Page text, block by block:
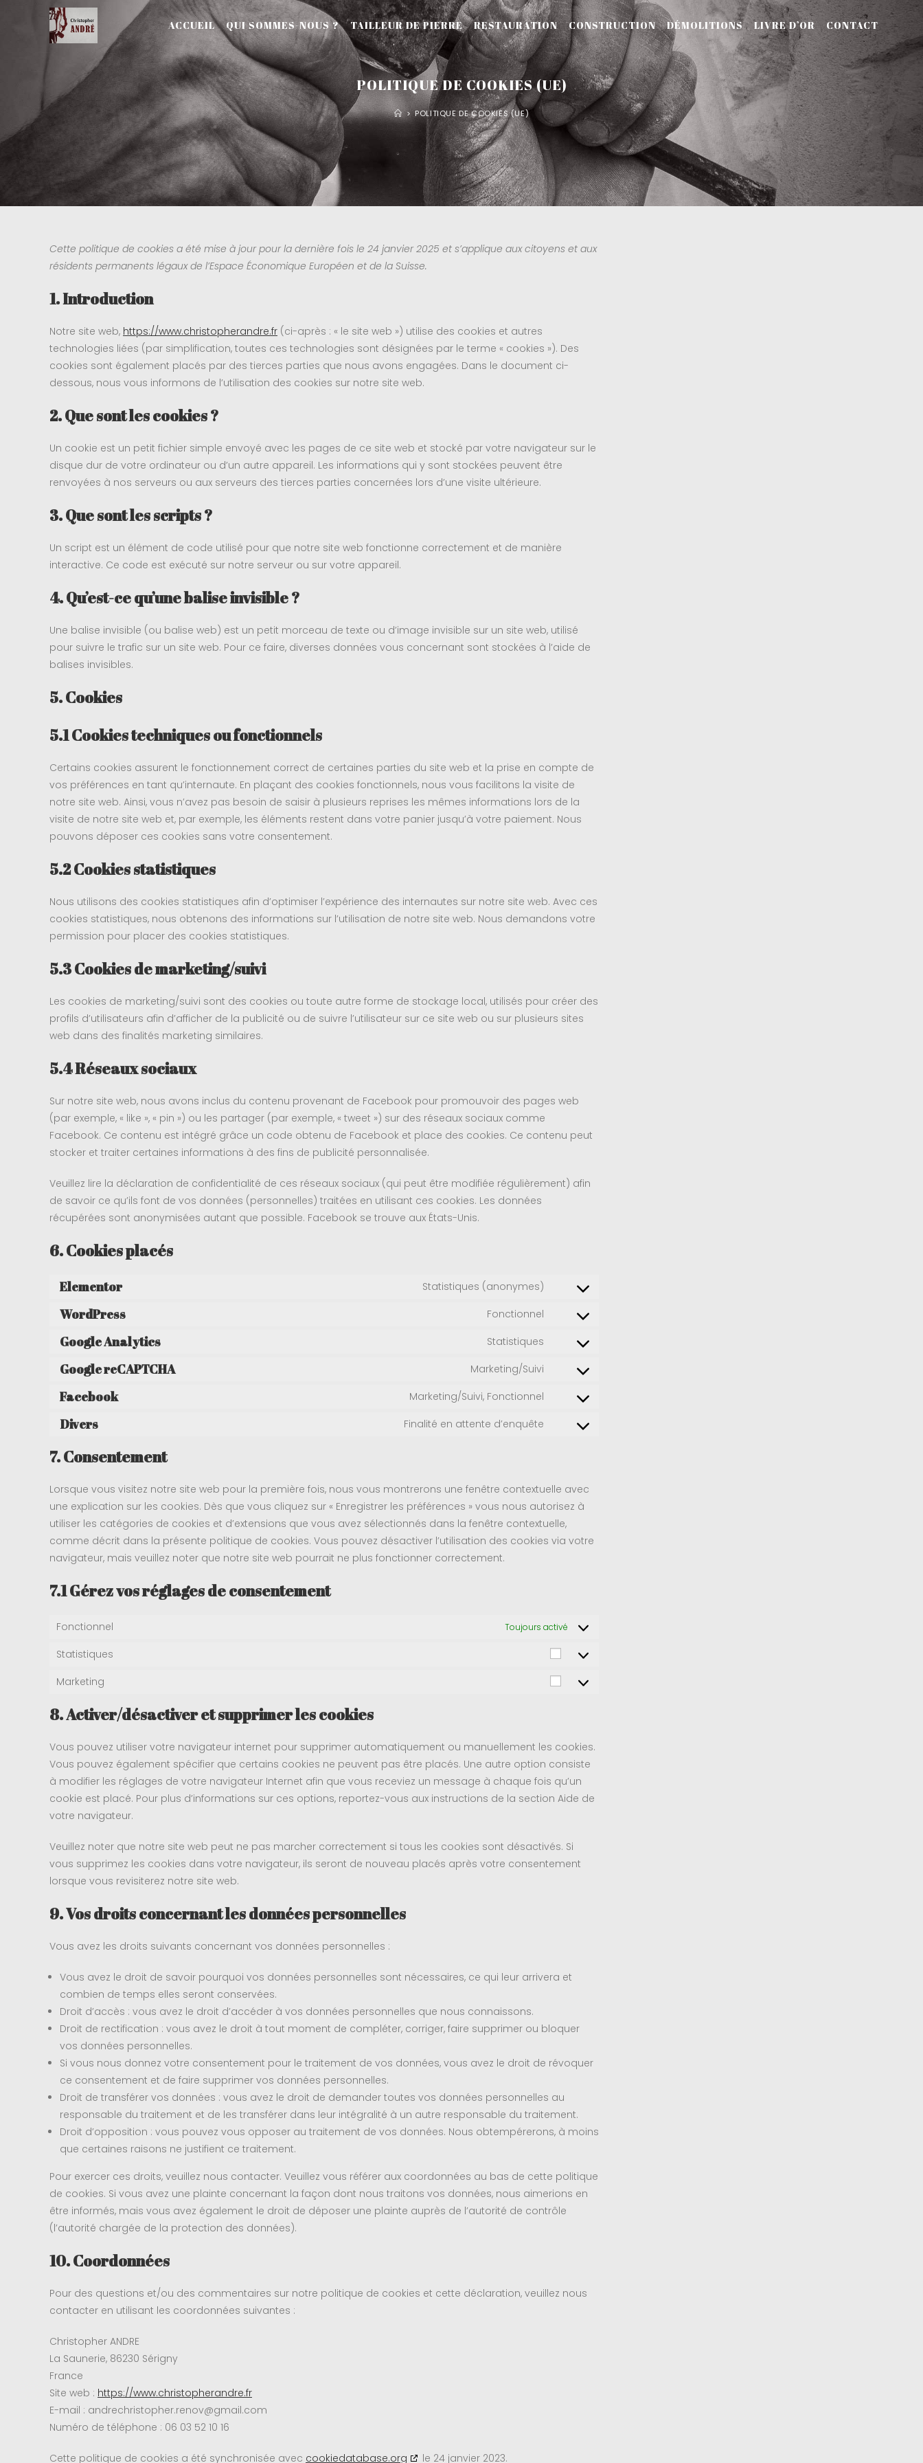
ACCUEIL QUI SOMMES-NOUS ? TAILLEUR DE PIERRE RESTAURATION CONSTRUCTION DÉMOLITIONS LIVRE D’OR CONTACT
POLITIQUE DE COOKIES (UE)
> POLITIQUE DE COOKIES (UE)
Cette politique de cookies a été mise à jour pour la dernière fois le 24 janvier 2025 et s’applique aux citoyens et aux
résidents permanents légaux de l’Espace Économique Européen et de la Suisse.
1. Introduction
Notre site web, https://www.christopherandre.fr (ci-après : « le site web ») utilise des cookies et autres
technologies liées (par simplification, toutes ces technologies sont désignées par le terme « cookies »). Des
cookies sont également placés par des tierces parties que nous avons engagées. Dans le document ci-
dessous, nous vous informons de l’utilisation des cookies sur notre site web.
2. Que sont les cookies ?
Un cookie est un petit fichier simple envoyé avec les pages de ce site web et stocké par votre navigateur sur le
disque dur de votre ordinateur ou d’un autre appareil. Les informations qui y sont stockées peuvent être
renvoyées à nos serveurs ou aux serveurs des tierces parties concernées lors d’une visite ultérieure.
3. Que sont les scripts ?
Un script est un élément de code utilisé pour que notre site web fonctionne correctement et de manière
interactive. Ce code est exécuté sur notre serveur ou sur votre appareil.
4. Qu’est-ce qu’une balise invisible ?
Une balise invisible (ou balise web) est un petit morceau de texte ou d’image invisible sur un site web, utilisé
pour suivre le trafic sur un site web. Pour ce faire, diverses données vous concernant sont stockées à l’aide de
balises invisibles.
5. Cookies
5.1 Cookies techniques ou fonctionnels
Certains cookies assurent le fonctionnement correct de certaines parties du site web et la prise en compte de
vos préférences en tant qu’internaute. En plaçant des cookies fonctionnels, nous vous facilitons la visite de
notre site web. Ainsi, vous n’avez pas besoin de saisir à plusieurs reprises les mêmes informations lors de la
visite de notre site web et, par exemple, les éléments restent dans votre panier jusqu’à votre paiement. Nous
pouvons déposer ces cookies sans votre consentement.
5.2 Cookies statistiques
Nous utilisons des cookies statistiques afin d’optimiser l’expérience des internautes sur notre site web. Avec ces
cookies statistiques, nous obtenons des informations sur l’utilisation de notre site web. Nous demandons votre
permission pour placer des cookies statistiques.
5.3 Cookies de marketing/suivi
Les cookies de marketing/suivi sont des cookies ou toute autre forme de stockage local, utilisés pour créer des
profils d’utilisateurs afin d’afficher de la publicité ou de suivre l’utilisateur sur ce site web ou sur plusieurs sites
web dans des finalités marketing similaires.
5.4 Réseaux sociaux
Sur notre site web, nous avons inclus du contenu provenant de Facebook pour promouvoir des pages web
(par exemple, « like », « pin ») ou les partager (par exemple, « tweet ») sur des réseaux sociaux comme
Facebook. Ce contenu est intégré grâce un code obtenu de Facebook et place des cookies. Ce contenu peut
stocker et traiter certaines informations à des fins de publicité personnalisée.
Veuillez lire la déclaration de confidentialité de ces réseaux sociaux (qui peut être modifiée régulièrement) afin
de savoir ce qu’ils font de vos données (personnelles) traitées en utilisant ces cookies. Les données
récupérées sont anonymisées autant que possible. Facebook se trouve aux États-Unis.
6. Cookies placés
Elementor Statistiques (anonymes)
WordPress Fonctionnel
Google Analytics Statistiques
Google reCAPTCHA Marketing/Suivi
Facebook Marketing/Suivi, Fonctionnel
Divers Finalité en attente d’enquête
7. Consentement
Lorsque vous visitez notre site web pour la première fois, nous vous montrerons une fenêtre contextuelle avec
une explication sur les cookies. Dès que vous cliquez sur « Enregistrer les préférences » vous nous autorisez à
utiliser les catégories de cookies et d’extensions que vous avez sélectionnés dans la fenêtre contextuelle,
comme décrit dans la présente politique de cookies. Vous pouvez désactiver l’utilisation des cookies via votre
navigateur, mais veuillez noter que notre site web pourrait ne plus fonctionner correctement.
7.1 Gérez vos réglages de consentement
Fonctionnel Toujours activé
Statistiques
Marketing
8. Activer/désactiver et supprimer les cookies
Vous pouvez utiliser votre navigateur internet pour supprimer automatiquement ou manuellement les cookies.
Vous pouvez également spécifier que certains cookies ne peuvent pas être placés. Une autre option consiste
à modifier les réglages de votre navigateur Internet afin que vous receviez un message à chaque fois qu’un
cookie est placé. Pour plus d’informations sur ces options, reportez-vous aux instructions de la section Aide de
votre navigateur.
Veuillez noter que notre site web peut ne pas marcher correctement si tous les cookies sont désactivés. Si
vous supprimez les cookies dans votre navigateur, ils seront de nouveau placés après votre consentement
lorsque vous revisiterez notre site web.
9. Vos droits concernant les données personnelles
Vous avez les droits suivants concernant vos données personnelles :
Vous avez le droit de savoir pourquoi vos données personnelles sont nécessaires, ce qui leur arrivera et
combien de temps elles seront conservées.
Droit d’accès : vous avez le droit d’accéder à vos données personnelles que nous connaissons.
Droit de rectification : vous avez le droit à tout moment de compléter, corriger, faire supprimer ou bloquer
vos données personnelles.
Si vous nous donnez votre consentement pour le traitement de vos données, vous avez le droit de révoquer
ce consentement et de faire supprimer vos données personnelles.
Droit de transférer vos données : vous avez le droit de demander toutes vos données personnelles au
responsable du traitement et de les transférer dans leur intégralité à un autre responsable du traitement.
Droit d’opposition : vous pouvez vous opposer au traitement de vos données. Nous obtempérerons, à moins
que certaines raisons ne justifient ce traitement.
Pour exercer ces droits, veuillez nous contacter. Veuillez vous référer aux coordonnées au bas de cette politique
de cookies. Si vous avez une plainte concernant la façon dont nous traitons vos données, nous aimerions en
être informés, mais vous avez également le droit de déposer une plainte auprès de l’autorité de contrôle
(l’autorité chargée de la protection des données).
10. Coordonnées
Pour des questions et/ou des commentaires sur notre politique de cookies et cette déclaration, veuillez nous
contacter en utilisant les coordonnées suivantes :
Christopher ANDRE
La Saunerie, 86230 Sérigny
France
Site web : https://www.christopherandre.fr
E-mail : andrechristopher.renov@gmail.com
Numéro de téléphone : 06 03 52 10 16
Cette politique de cookies a été synchronisée avec cookiedatabase.org le 24 janvier 2023.